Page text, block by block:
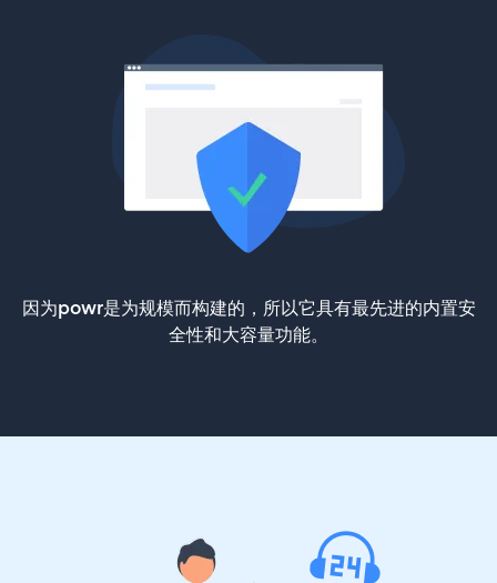
因为powr是为规模而构建的，所以它具有最先进的内置安
全性和大容量功能。